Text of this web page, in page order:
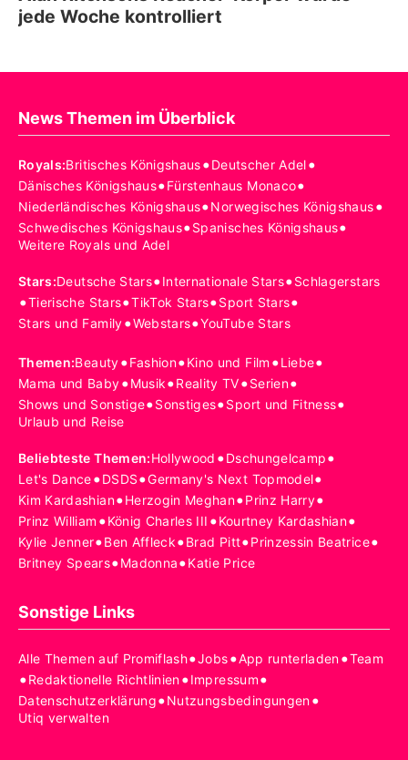
jede Woche kontrolliert
News Themen im Überblick
Royals:Britisches Königshaus•Deutscher Adel•
Dänisches Königshaus•Fürstenhaus Monaco•
Niederländisches Königshaus•Norwegisches Königshaus•
Schwedisches Königshaus•Spanisches Königshaus•
Weitere Royals und Adel
Stars:Deutsche Stars•Internationale Stars•Schlagerstars
•Tierische Stars•TikTok Stars•Sport Stars•
Stars und Family•Webstars•YouTube Stars
Themen:Beauty•Fashion•Kino und Film •Liebe•
Mama und Baby•Musik•Reality TV•Serien•
Shows und Sonstige•Sonstiges•Sport und Fitness•
Urlaub und Reise
Beliebteste Themen:Hollywood •Dschungelcamp•
Let's Dance•DSDS•Germany's Next Topmodel•
Kim Kardashian•Herzogin Meghan•Prinz Harry•
Prinz William •König Charles III •Kourtney Kardashian•
Kylie Jenner•Ben Affleck•Brad Pitt•Prinzessin Beatrice•
Britney Spears•Madonna•Katie Price
Sonstige Links
Alle Themen auf Promiflash•Jobs•App runterladen•Team
•Redaktionelle Richtlinien•Impressum•
Datenschutzerklärung•Nutzungsbedingungen•
Utiq verwalten